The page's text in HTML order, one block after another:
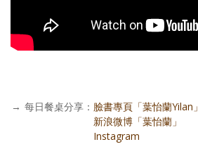
→ 每日餐桌分享： 臉書專頁「葉怡蘭Yilan」
新浪微博「葉怡蘭」
Instagram